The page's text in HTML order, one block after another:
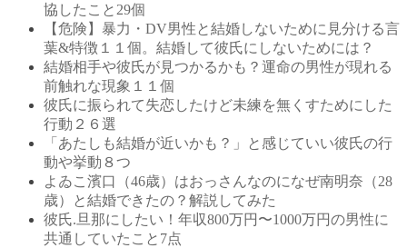
協したこと29個
【危険】暴力・DV男性と結婚しないために見分ける言
葉&特徴１１個。結婚して彼氏にしないためには？
結婚相手や彼氏が見つかるかも？運命の男性が現れる
前触れな現象１１個
彼氏に振られて失恋したけど未練を無くすためにした
行動２６選
「あたしも結婚が近いかも？」と感じていい彼氏の行
動や挙動８つ
よゐこ濱口（46歳）はおっさんなのになぜ南明奈（28
歳）と結婚できたの？解説してみた
彼氏.旦那にしたい！年収800万円〜1000万円の男性に
共通していたこと7点